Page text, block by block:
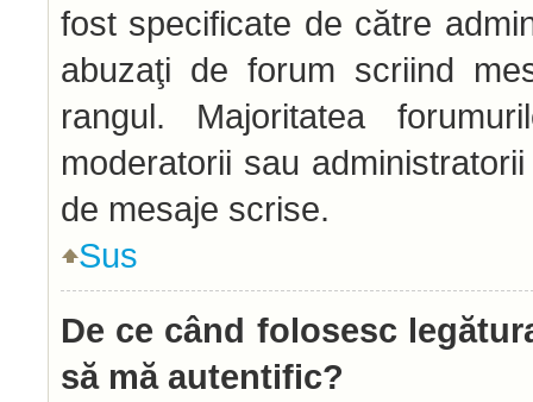
fost specificate de către
abuzaţi de forum scriind
rangul. Majoritatea
moderatorii sau
de mesaje scrise.
Sus
De ce când folosesc
să mă autentific?